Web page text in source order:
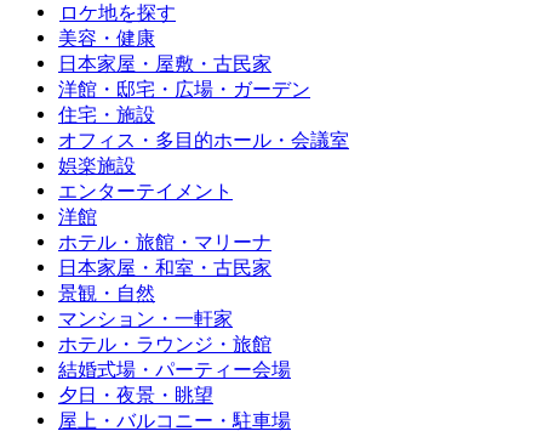
ロケ地を探す
美容・健康
日本家屋・屋敷・古民家
洋館・邸宅・広場・ガーデン
住宅・施設
オフィス・多目的ホール・会議室
娯楽施設
エンターテイメント
洋館
ホテル・旅館・マリーナ
日本家屋・和室・古民家
景観・自然
マンション・一軒家
ホテル・ラウンジ・旅館
結婚式場・パーティー会場
夕日・夜景・眺望
屋上・バルコニー・駐車場